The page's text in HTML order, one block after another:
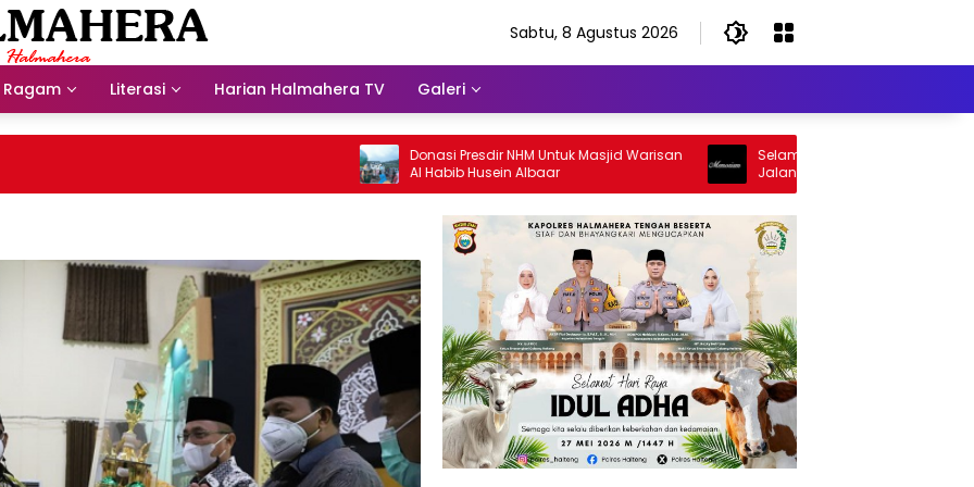
Sabtu, 8 Agustus 2026
Ragam Literasi Harian Halmahera TV Galeri
Donasi Presdir NHM Untuk Masjid Warisan
Al Habib Husein Albaar
Selamat Jalan Sang Inspirator,
Jalan Abangku Yuslam Idris